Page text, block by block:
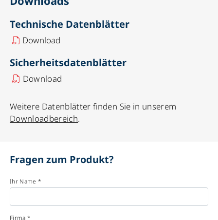
Technische Datenblätter
Download
Sicherheitsdatenblätter
Download
Weitere Datenblätter finden Sie in unserem
Downloadbereich.
Fragen zum Produkt?
Ihr Name *
Firma *